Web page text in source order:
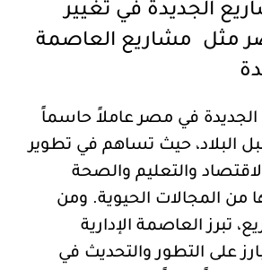
الجديدة في تغيير
مشاريع العاصمة
في مصر عاملاً حاسماً
حيث تساهم في تطوير
والتعليم والصحة
المجالات الحيوية. ومن
العاصمة الإدارية
على التطور والتحديث في